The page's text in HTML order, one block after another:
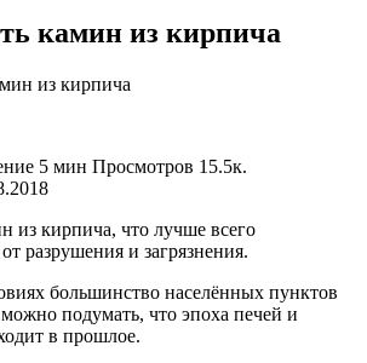
камин из кирпича
5 мин Просмотров 15.5к.
из кирпича, что лучше всего
разрушения и загрязнения.
большинство населённых пунктов
подумать, что эпоха печей и
в прошлое.